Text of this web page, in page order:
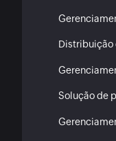
Distribuição
Solução de